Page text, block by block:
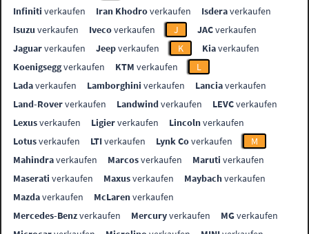
Infiniti verkaufen Iran Khodroverkaufen Isderaverkaufen
Isuzu verkaufen Ivecoverkaufen J JACverkaufen
Jaguarverkaufen Jeepverkaufen K Kiaverkaufen
Koenigseggverkaufen KTM verkaufen
L
Ladaverkaufen Lamborghini verkaufen Lanciaverkaufen
Land-Roververkaufen Landwindverkaufen LEVCverkaufen
Lexusverkaufen Ligierverkaufen Lincolnverkaufen
Lotusverkaufen LTIverkaufen Lynk Coverkaufen
M
Mahindraverkaufen Marcosverkaufen Maruti verkaufen
Maserati verkaufen Maxusverkaufen Maybachverkaufen
Mazdaverkaufen McLarenverkaufen
Mercedes-Benzverkaufen Mercuryverkaufen MGverkaufen